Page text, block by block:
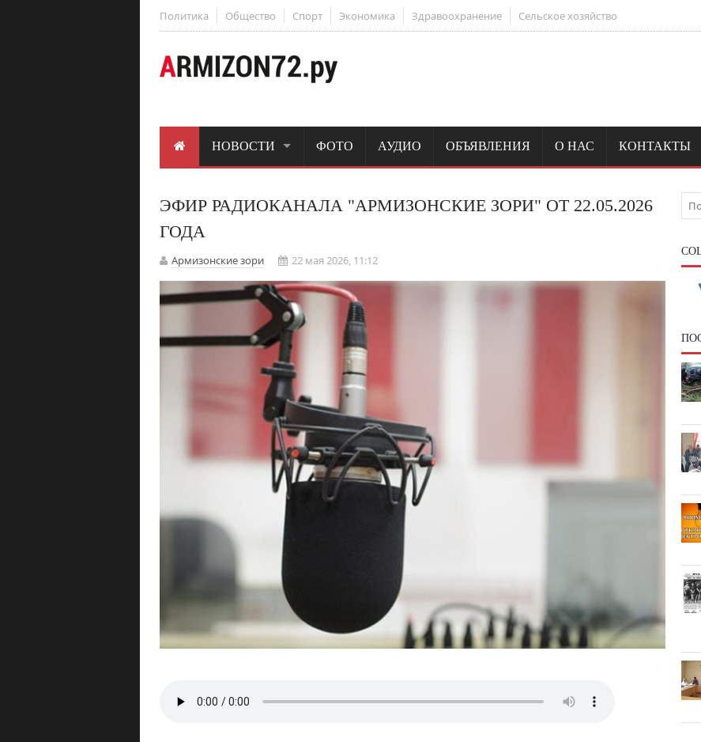
Политика Общество Спорт Экономика Здравоохранение Сельское хозяйство
НОВОСТИ ФОТО АУДИО ОБЪЯВЛЕНИЯ О НАС КОНТАКТЫ
ЭФИР РАДИОКАНАЛА "АРМИЗОНСКИЕ ЗОРИ" ОТ 22.05.2026
ГОДА
Армизонские зори 22 мая 2026, 11:12